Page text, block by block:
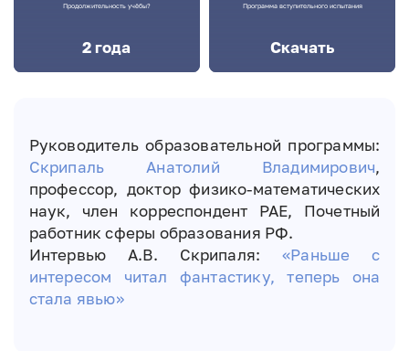
2 года
Продолжительность учёбы?
Скачать
Программа вступительного испытания
Руководитель образовательной программы:
Скрипаль Анатолий Владимирович,
профессор, доктор физико-математических
наук, член корреспондент РАЕ, Почетный
работник сферы образования РФ.
Интервью А.В. Скрипаля:«Раньше с
интересом читал фантастику, теперь она
стала явью»